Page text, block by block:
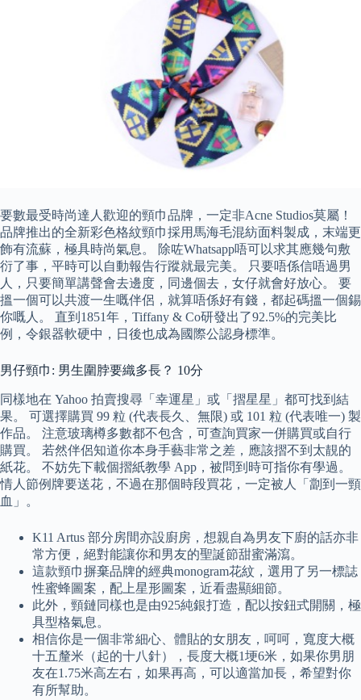
要數最受時尚達人歡迎的頸巾品牌，一定非Acne Studios莫屬！
品牌推出的全新彩色格紋頸巾採用馬海毛混紡面料製成，末端更
飾有流蘇，極具時尚氣息。 除咗Whatsapp唔可以求其應幾句敷
衍了事，平時可以自動報告行蹤就最完美。 只要唔係信唔過男
人，只要簡單講聲會去邊度，同邊個去，女仔就會好放心。 要
搵一個可以共渡一生嘅伴侶，就算唔係好有錢，都起碼搵一個錫
你嘅人。 直到1851年，Tiffany & Co研發出了92.5%的完美比
例，令銀器軟硬中，日後也成為國際公認身標準。
男仔頸巾: 男生圍脖要織多長？ 10分
同樣地在 Yahoo 拍賣搜尋「幸運星」或「摺星星」都可找到結
果。 可選擇購買 99 粒 (代表長久、無限) 或 101 粒 (代表唯一) 製
作品。 注意玻璃樽多數都不包含，可查詢買家一併購買或自行
購買。 若然伴侶知道你本身手藝非常之差，應該摺不到太靚的
紙花。 不妨先下載個摺紙教學 App，被問到時可指你有學過。
情人節例牌要送花，不過在那個時段買花，一定被人「劏到一頸
血」。
K11 Artus 部分房間亦設廚房，想親自為男友下廚的話亦非
常方便，絕對能讓你和男友的聖誕節甜蜜滿瀉。
這款頸巾摒棄品牌的經典monogram花紋，選用了另一標誌
性蜜蜂圖案，配上星形圖案，近看盡顯細節。
此外，頸鏈同樣也是由925純銀打造，配以按鈕式開關，極
具型格氣息。
相信你是一個非常細心、體貼的女朋友，呵呵，寬度大概
十五釐米（起的十八針），長度大概1埂6米，如果你男朋
友在1.75米高左右，如果再高，可以適當加長，希望對你
有所幫助。